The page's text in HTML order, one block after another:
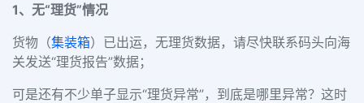
1、无“理货”情况
货物（集装箱）已出运，无理货数据，请尽快联系码头向海
关发送“理货报告”数据；
可是还有不少单子显示“理货异常”，到底是哪里异常？这时